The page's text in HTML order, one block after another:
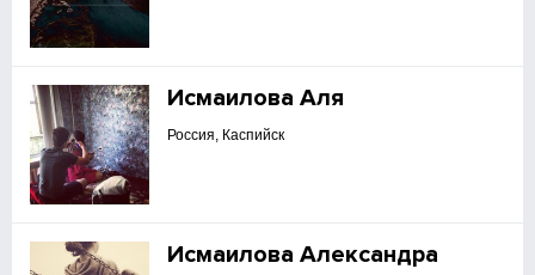
Исмаилова Аля
Россия, Каспийск
Исмаилова Александра